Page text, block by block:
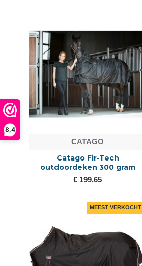
8,4
CATAGO
Catago Fir-Tech
outdoordeken 300 gram
€ 199,65
MEEST VERKOCHT